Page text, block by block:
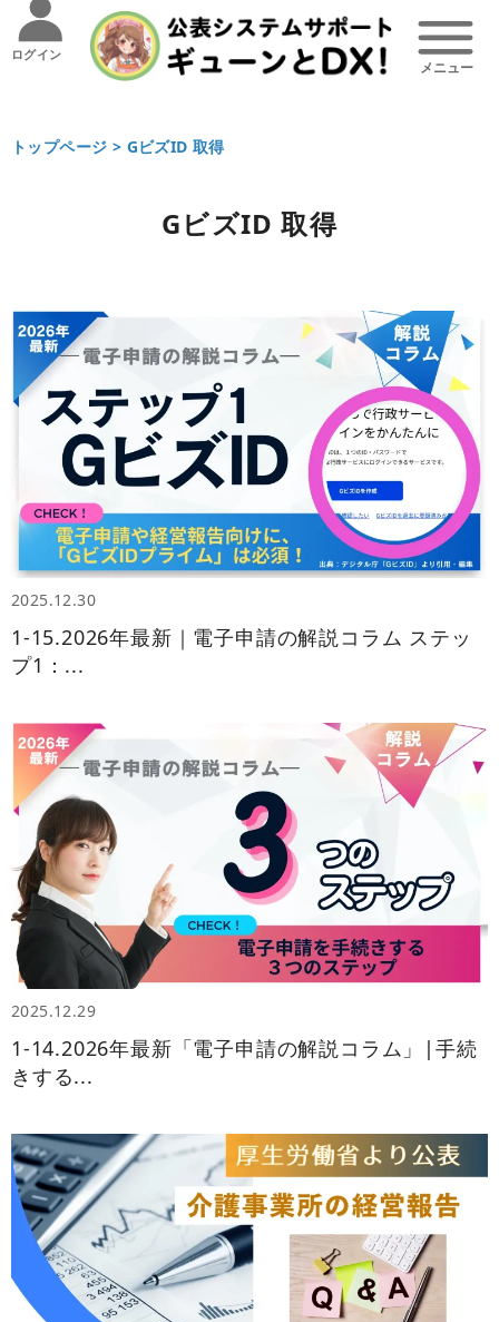
ログイン
トップページ > GビズID 取得
GビズID 取得
2025.12.30
1-15.2026年最新｜電子申請の解説コラム ステッ
プ1：...
2025.12.29
1-14.2026年最新「電子申請の解説コラム」|手続
きする...